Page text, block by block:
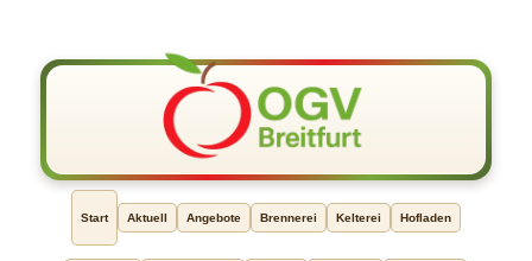
Start Aktuell Angebote Brennerei Kelterei Hofladen